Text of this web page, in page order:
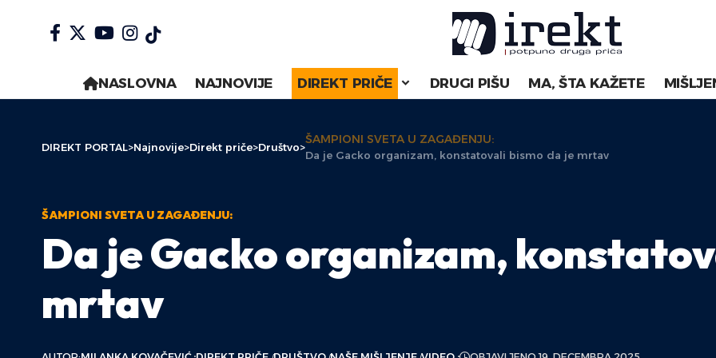
NASLOVNA NAJNOVIJE DIREKT PRIČE DRUGI PIŠU MA, ŠTA KAŽETE
DIREKT PORTAL>Najnovije>Direkt priče>Društvo>
ŠAMPIONI SVETA U ZAGAĐENJU:
Da je Gacko organizam, konstatovali bismo da je mrtav
ŠAMPIONI SVETA U ZAGAĐENJU:
Da je Gacko organizam,
mrtav